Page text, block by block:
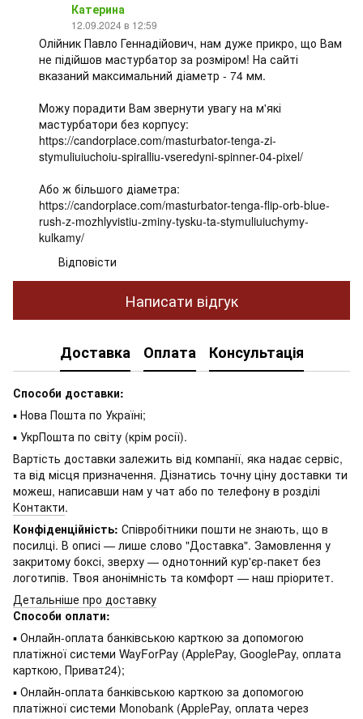
Катерина
12.09.2024 в 12:59
Олійник Павло Геннадійович, нам дуже прикро, що Вам
не підійшов мастурбатор за розміром! На сайті
вказаний максимальний діаметр - 74 мм.
Можу порадити Вам звернути увагу на м'які
мастурбатори без корпусу:
https://candorplace.com/masturbator-tenga-zi-
stymuliuiuchoiu-spiralliu-vseredyni-spinner-04-pixel/
Або ж більшого діаметра:
https://candorplace.com/masturbator-tenga-flip-orb-blue-
rush-z-mozhlyvistiu-zminy-tysku-ta-stymuliuiuchymy-
kulkamy/
Відповісти
Написати відгук
Доставка Оплата Консультація
Способи доставки:
▪ Нова Пошта по Україні;
▪ УкрПошта по світу (крім росії).
Вартість доставки залежить від компанії, яка надає сервіс,
та від місця призначення. Дізнатись точну ціну доставки ти
можеш, написавши нам у чат або по телефону в розділі
Контакти.
Конфіденційність: Співробітники пошти не знають, що в
посилці. В описі — лише слово "Доставка". Замовлення у
закритому боксі, зверху — однотонний кур'єр-пакет без
логотипів. Твоя анонімність та комфорт — наш пріоритет.
Детальніше про доставку
Способи оплати:
▪ Онлайн-оплата банківською карткою за допомогою
платіжної системи WayForPay (ApplePay, GooglePay, оплата
карткою, Приват24);
▪ Онлайн-оплата банківською карткою за допомогою
платіжної системи Monobank (ApplePay, оплата через